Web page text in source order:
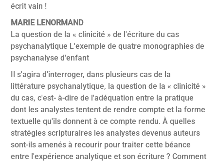
écrit vain !
MARIE LENORMAND
La question de la « clinicité » de l'écriture du cas
psychanalytique L'exemple de quatre monographies de
psychanalyse d'enfant
Il s'agira d'interroger, dans plusieurs cas de la
littérature psychanalytique, la question de la « clinicité »
du cas, c'est- à-dire de l'adéquation entre la pratique
dont les analystes tentent de rendre compte et la forme
textuelle qu'ils donnent à ce compte rendu. À quelles
stratégies scripturaires les analystes devenus auteurs
sont-ils amenés à recourir pour traiter cette béance
entre l'expérience analytique et son écriture ? Comment